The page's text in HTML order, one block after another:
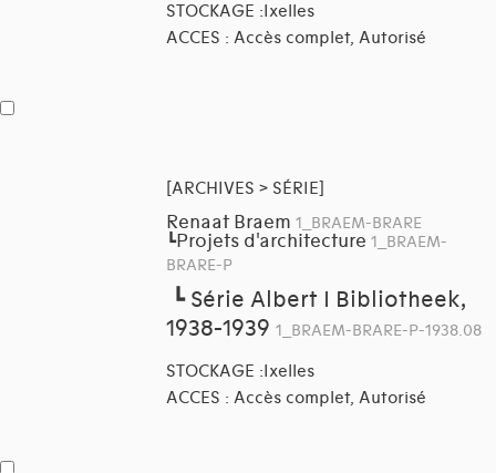
STOCKAGE :Ixelles
ACCES : Accès complet, Autorisé
[ARCHIVES > SÉRIE]
Renaat Braem 1_BRAEM-BRARE
┗Projets d'architecture 1_BRAEM-
BRARE-P
┗ Série Albert I Bibliotheek,
1938-1939 1_BRAEM-BRARE-P-1938.08
STOCKAGE :Ixelles
ACCES : Accès complet, Autorisé